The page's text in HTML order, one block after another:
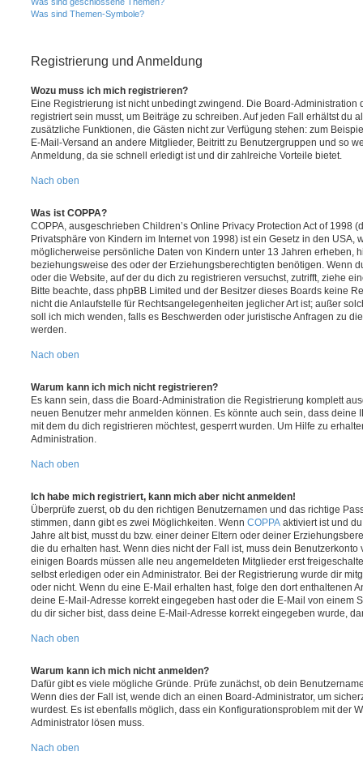
Was sind Themen-Symbole?
Registrierung und Anmeldung
Wozu muss ich mich registrieren?
Eine Registrierung ist nicht unbedingt zwingend. Die Board-Administration
registriert sein musst, um Beiträge zu schreiben. Auf jeden Fall erhältst du
zusätzliche Funktionen, die Gästen nicht zur Verfügung stehen: zum
E-Mail-Versand an andere Mitglieder, Beitritt zu Benutzergruppen und so
Anmeldung, da sie schnell erledigt ist und dir zahlreiche Vorteile bietet.
Nach oben
Was ist COPPA?
COPPA, ausgeschrieben Children’s Online Privacy Protection Act of 1998
Privatsphäre von Kindern im Internet von 1998) ist ein Gesetz in den USA,
möglicherweise persönliche Daten von Kindern unter 13 Jahren erheben,
beziehungsweise des oder der Erziehungsberechtigten benötigen. Wenn
oder die Website, auf der du dich zu registrieren versuchst, zutrifft, ziehe
Bitte beachte, dass phpBB Limited und der Besitzer dieses Boards keine
nicht die Anlaufstelle für Rechtsangelegenheiten jeglicher Art ist; außer
soll ich mich wenden, falls es Beschwerden oder juristische Anfragen zu
werden.
Nach oben
Warum kann ich mich nicht registrieren?
Es kann sein, dass die Board-Administration die Registrierung komplett
neuen Benutzer mehr anmelden können. Es könnte auch sein, dass deine
mit dem du dich registrieren möchtest, gesperrt wurden. Um Hilfe zu
Administration.
Nach oben
Ich habe mich registriert, kann mich aber nicht anmelden!
Überprüfe zuerst, ob du den richtigen Benutzernamen und das richtige
stimmen, dann gibt es zwei Möglichkeiten. Wenn COPPA aktiviert ist und
Jahre alt bist, musst du bzw. einer deiner Eltern oder deiner
die du erhalten hast. Wenn dies nicht der Fall ist, muss dein
einigen Boards müssen alle neu angemeldeten Mitglieder erst
selbst erledigen oder ein Administrator. Bei der Registrierung wurde dir
oder nicht. Wenn du eine E-Mail erhalten hast, folge den dort enthaltenen
deine E-Mail-Adresse korrekt eingegeben hast oder die E-Mail von einem
du dir sicher bist, dass deine E-Mail-Adresse korrekt eingegeben wurde,
Nach oben
Warum kann ich mich nicht anmelden?
Dafür gibt es viele mögliche Gründe. Prüfe zunächst, ob dein
Wenn dies der Fall ist, wende dich an einen Board-Administrator, um
wurdest. Es ist ebenfalls möglich, dass ein Konfigurationsproblem mit der
Administrator lösen muss.
Nach oben